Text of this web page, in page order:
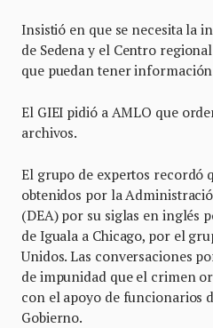
Insistió en que se necesita la
de Sedena y el Centro
que puedan tener
El GIEI pidió a AMLO que
archivos.
El grupo de expertos recordó
obtenidos por la
(DEA) por su siglas en inglés
de Iguala a Chicago, por el
Unidos. Las conversaciones
de impunidad que el crimen
con el apoyo de funcionarios
Gobierno.